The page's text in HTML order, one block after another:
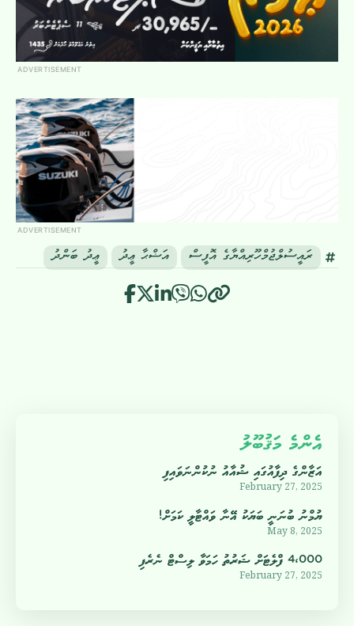
ADVERTISEMENT
ADVERTISEMENT
ރައީސުލްޖުމްހޫރިއްޔާގެ އޮފީސް އަޟްޙާ ޢީދު ޢީދު ބަންދު
އެންމެ މަޤުބޫލު
އަޒާންގެ ދިފާއުގައި ޝުއާއު ނުކުންނަވައިފި
February 27, 2025
ޔުމްނު ބުނަނީ ބަޔަކު އޭނާ ވައްޓާލީ ކަމަށް!
May 8, 2025
4،000 ފްލެޓަށް ޝަރުތު ހަމަވާ ލިސްޓް ނެރެފި
February 27, 2025